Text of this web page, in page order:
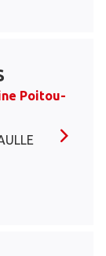
Poitou-